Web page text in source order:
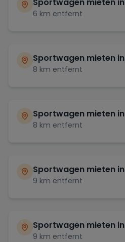
6 km entfernt
Sportwagen mieten in
8 km entfernt
Sportwagen mieten in
8 km entfernt
Sportwagen mieten in
9 km entfernt
Sportwagen mieten in
9 km entfernt